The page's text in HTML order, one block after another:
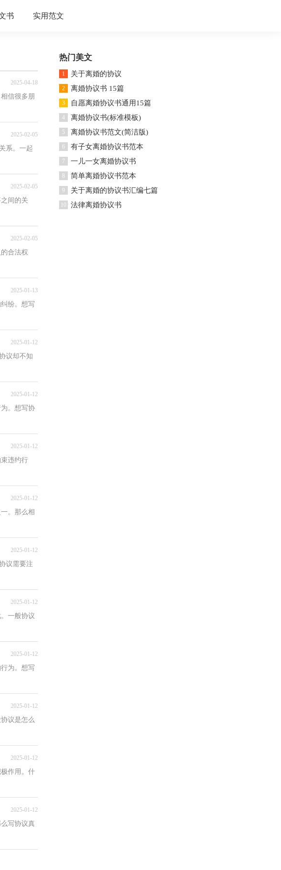
书 实用范文
2025-04-18
信很多朋
2025-02-05
系。一起
2025-02-05
间的关
2025-02-05
合法权
2025-01-13
纷。想写
2025-01-12
议却不知
2025-01-12
。想写协
2025-01-12
违约行
2025-01-12
。那么相
2025-01-12
议需要注
2025-01-12
一般协议
2025-01-12
为。想写
2025-01-12
议是怎么
2025-01-12
作用。什
2025-01-12
写协议真
热门美文
1 关于离婚的协议
2 离婚协议书 15篇
3 自愿离婚协议书通用15篇
4 离婚协议书(标准模板)
5 离婚协议书范文(简洁版)
6 有子女离婚协议书范本
7 一儿一女离婚协议书
8 简单离婚协议书范本
9 关于离婚的协议书汇编七篇
10 法律离婚协议书